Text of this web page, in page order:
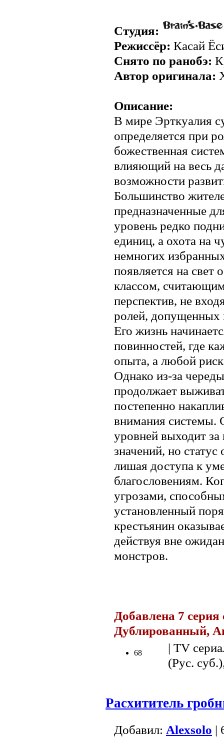
Студия:
Режиссёр: Касай
Снято по ранобэ:
Автор оригинала:
Описание:
В мире Эрткуалия
определяется при
божественная
влияющий на весь
возможности
Большинство
предназначенные
уровень редко
единиц, а охота на
немногих
появляется на
классом,
перспектив, не
ролей, допущенных
Его жизнь
повинностей, где
опыта, а любой
Однако из-за
продолжает
постепенно
внимания системы.
уровней выходит
значений, но
лишая доступа к
благословениям.
угрозами,
установленный
крестьянин
действуя вне
монстров.
Добавлена 7 серия
Дублированный,
68
| TV
(Рус.
Расхититель
Добавил: Alexsolo |